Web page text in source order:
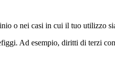
o nei casi in cui il tuo utilizzo
Ad esempio, diritti di terzi